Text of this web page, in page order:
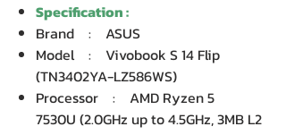
Specification :
Brand : ASUS
Model : Vivobook S 14 Flip
(TN3402YA-LZ586WS)
Processor : AMD Ryzen 5
7530U (2.0GHz up to 4.5GHz, 3MB L2